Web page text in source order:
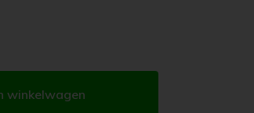
winkelwagen